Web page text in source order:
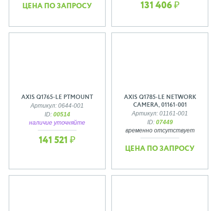
ЦЕНА ПО ЗАПРОСУ 131 406 ₽
AXIS Q1765-LE PTMOUNT
Артикул: 0644-001
ID: 00514
наличие уточняйте
141 521 ₽
AXIS Q1785-LE NETWORK
CAMERA, 01161-001
Артикул: 01161-001
ID: 07449
временно отсутствует
ЦЕНА ПО ЗАПРОСУ